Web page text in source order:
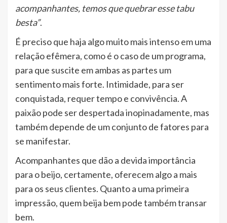
acompanhantes, temos que quebrar esse tabu
besta”.
É preciso que haja algo muito mais intenso em uma
relação efêmera, como é o caso de um programa,
para que suscite em ambas as partes um
sentimento mais forte. Intimidade, para ser
conquistada, requer tempo e convivência. A
paixão pode ser despertada inopinadamente, mas
também depende de um conjunto de fatores para
se manifestar.
Acompanhantes que dão a devida importância
para o beijo, certamente, oferecem algo a mais
para os seus clientes. Quanto a uma primeira
impressão, quem beija bem pode também transar
bem.